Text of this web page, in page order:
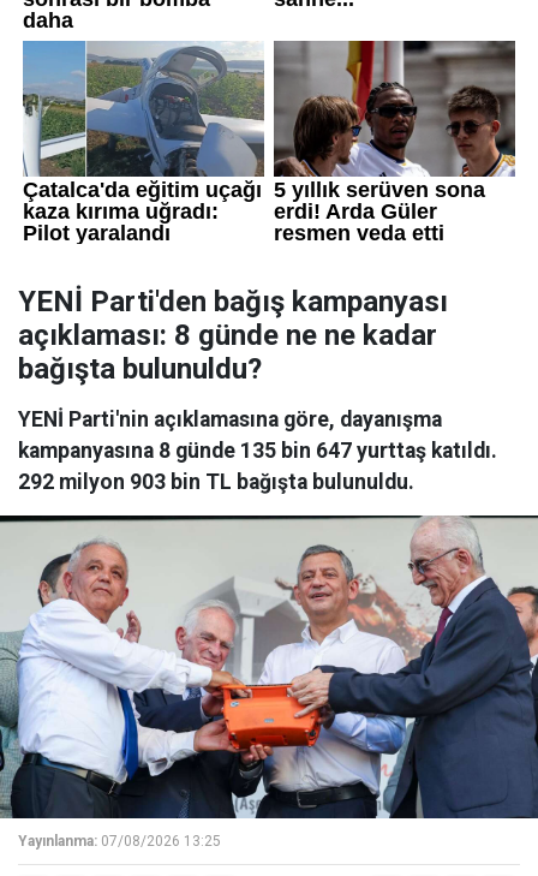
YENİ Parti'den bağış kampanyası
açıklaması: 8 günde ne ne kadar
bağışta bulunuldu?
YENİ Parti'nin açıklamasına göre, dayanışma
kampanyasına 8 günde 135 bin 647 yurttaş katıldı.
292 milyon 903 bin TL bağışta bulunuldu.
Yayınlanma: 07/08/2026 13:25